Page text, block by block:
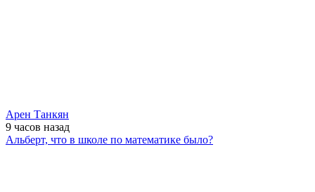
Арен Танкян
9 часов назад
Альберт, что в школе по математике было?